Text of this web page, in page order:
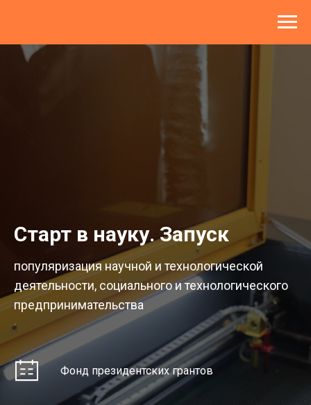
Старт в науку. Запуск
популяризация научной и технологической
деятельности, социального и технологического
предпринимательства
Фонд президентских грантов